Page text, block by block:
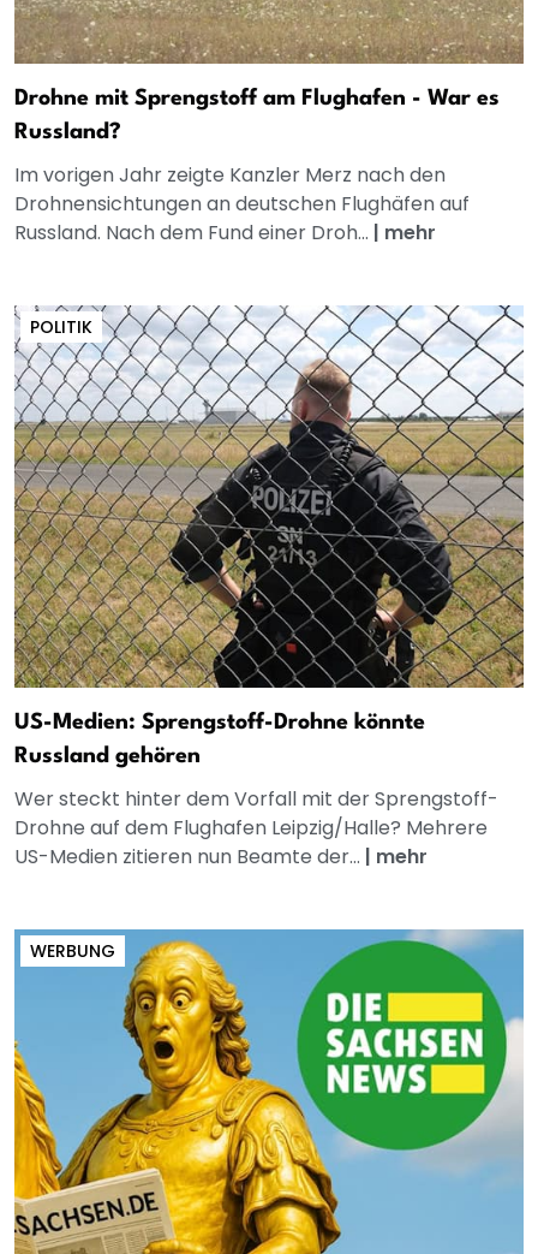
Drohne mit Sprengstoff am Flughafen - War es
Russland?
Im vorigen Jahr zeigte Kanzler Merz nach den
Drohnensichtungen an deutschen Flughäfen auf
Russland. Nach dem Fund einer Droh... | mehr
POLITIK
US-Medien: Sprengstoff-Drohne könnte
Russland gehören
Wer steckt hinter dem Vorfall mit der Sprengstoff-
Drohne auf dem Flughafen Leipzig/Halle? Mehrere
US-Medien zitieren nun Beamte der... | mehr
WERBUNG